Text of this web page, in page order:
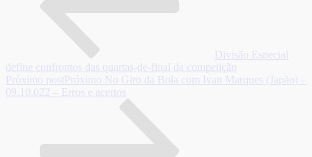
Divisão Especial
define confrontos das quartas-de-final da competição
Próximo post Próximo No Giro da Bola com Ivan Marques (Japão) –
09.10.022 – Erros e acertos